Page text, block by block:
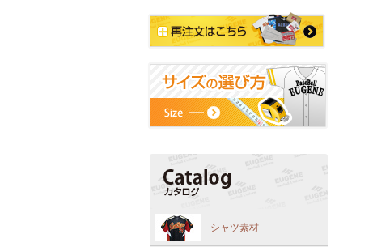
シャツ素材